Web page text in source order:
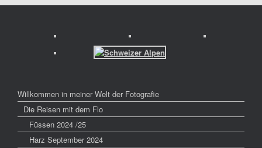
Willkommen in meiner Welt der Fotografie
Die Reisen mit dem Flo
Füssen 2024 /25
Harz September 2024